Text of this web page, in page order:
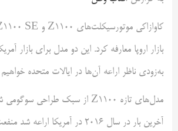
بازار اروپا معارفه کرد. این دو مدل برای بازار
به‌زودی ناظر اراعه آن‌ها در ایالات متحده
آخرین بار در سال ۲۰۱۶ در آمریکا